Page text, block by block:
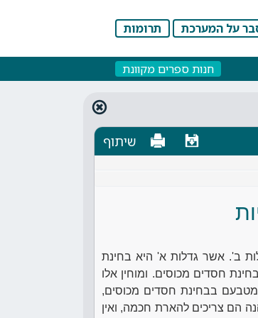
על המערכת תרומות
חנות ספרים מקוונת
שיתוף
ב'. אשר גדלות א' היא בחינת
חסדים מכוסים. ומוחין אלו
מטבעם בבחינת חסדים מכוסים,
הם צריכים להארת חכמה, ואין